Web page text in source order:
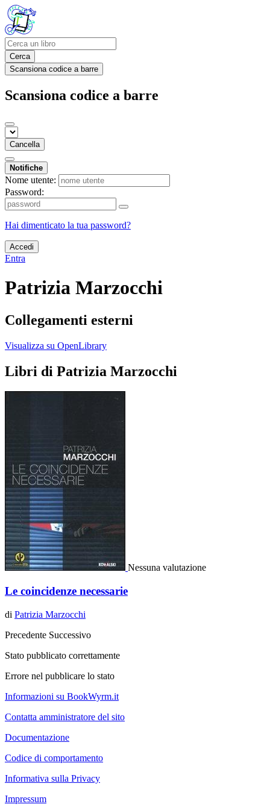
Cerca
Scansiona codice a barre
Scansiona codice a barre
Cancella
Notifiche
Nome utente:
Password:
Hai dimenticato la tua password?
Accedi
Entra
Patrizia Marzocchi
Collegamenti esterni
Visualizza su OpenLibrary
Libri di Patrizia Marzocchi
Nessuna valutazione
Le coincidenze necessarie
di Patrizia Marzocchi
Precedente Successivo
Stato pubblicato correttamente
Errore nel pubblicare lo stato
Informazioni su BookWyrm.it
Contatta amministratore del sito
Documentazione
Codice di comportamento
Informativa sulla Privacy
Impressum